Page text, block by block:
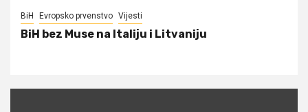
BiH Evropsko prvenstvo Vijesti
BiH bez Muse na Italiju i Litvaniju